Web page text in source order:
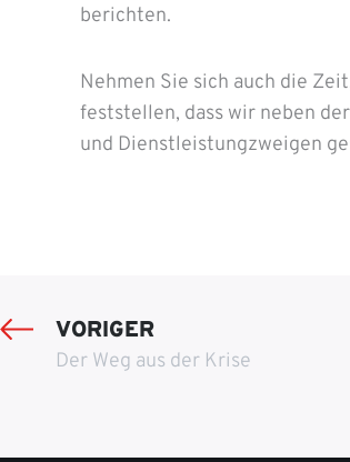
berichten.
Nehmen Sie sich auch die
feststellen, dass wir neben
und Dienstleistungzweigen
VORIGER
Der Weg aus der Krise